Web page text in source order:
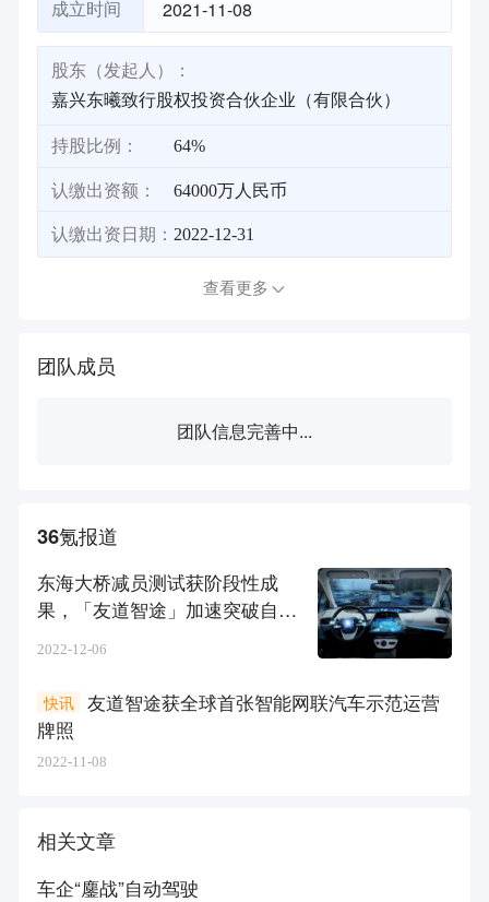
成立时间 2021-11-08
股东（发起人）：
嘉兴东曦致行股权投资合伙企业（有限合伙）
持股比例： 64%
认缴出资额： 64000万人民币
认缴出资日期： 2022-12-31
查看更多
团队成员
团队信息完善中...
36氪报道
东海大桥减员测试获阶段性成
果，「友道智途」加速突破自动
022
2022-12-06
友道智途获全球首张智能网联汽车示范运营
牌照
快讯
2022-11-08
相关文章
车企“鏖战”自动驾驶